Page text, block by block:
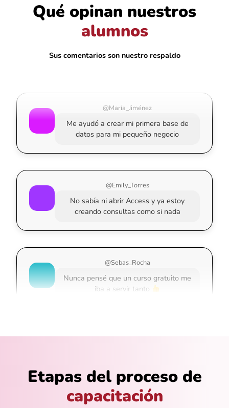
Qué opinan nuestros
alumnos
Sus comentarios son nuestro respaldo
@Diego_Martínez
Explican sin vueltas, directo al grano. Me
Me ayudó a crear mi primera base de
datos para mi pequeño negocio
No sabía ni abrir Access y ya estoy
creando consultas como si nada
Nunca pensé que un curso gratuito me
iba a servir tanto
Etapas del proceso de
capacitación